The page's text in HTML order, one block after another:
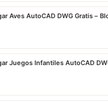
Aves AutoCAD DWG Gratis –
Juegos Infantiles AutoCAD